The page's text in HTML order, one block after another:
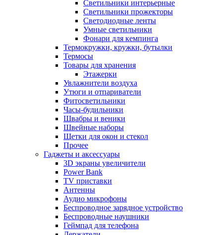
Светильники интерьерные
Светильники прожекторы
Светодиодные ленты
Умные светильники
Фонари для кемпинга
Термокружки, кружки, бутылки
Термосы
Товары для хранения
Этажерки
Увлажнители воздуха
Утюги и отпариватели
Фитосветильники
Часы-будильники
Швабры и веники
Швейные наборы
Щетки для окон и стекол
Прочее
Гаджеты и аксессуары
3D экраны увеличители
Power Bank
TV приставки
Антенны
Аудио микрофоны
Беспроводное зарядное устройство
Беспроводные наушники
Геймпад для телефона